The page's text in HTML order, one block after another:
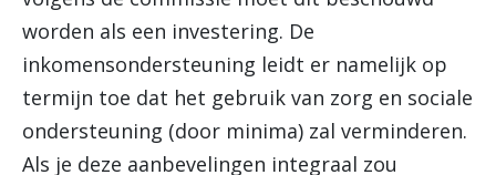
worden als een investering. De
inkomensondersteuning leidt er namelijk op
termijn toe dat het gebruik van zorg en sociale
ondersteuning (door minima) zal verminderen.
Als je deze aanbevelingen integraal zou